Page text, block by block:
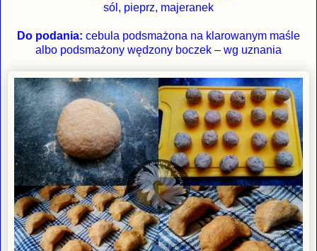
sól, pieprz, majeranek
Do podania: cebula podsmażona na klarowanym maśle
albo podsmażony wędzony boczek – wg uznania